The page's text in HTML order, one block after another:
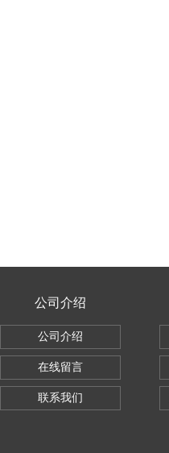
公司介绍
公司介绍
在线留言
联系我们